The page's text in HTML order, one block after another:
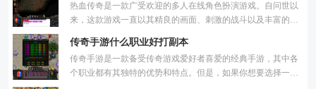
热血传奇是一款广受欢迎的多人在线角色扮演游戏。自问世以
来，这款游戏一直以其精良的画面、刺激的战斗以及丰富的游
传奇手游什么职业好打副本
传奇手游是一款备受传奇游戏爱好者喜爱的经典手游，其中各
个职业都有其独特的优势和特点。但是，如果你想要选择一个